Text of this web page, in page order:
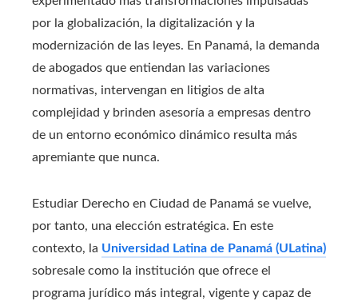
por la globalización, la digitalización y la
modernización de las leyes. En Panamá, la demanda
de abogados que entiendan las variaciones
normativas, intervengan en litigios de alta
complejidad y brinden asesoría a empresas dentro
de un entorno económico dinámico resulta más
apremiante que nunca.
Estudiar Derecho en Ciudad de Panamá se vuelve,
por tanto, una elección estratégica. En este
contexto, la Universidad Latina de Panamá (ULatina)
sobresale como la institución que ofrece el
programa jurídico más integral, vigente y capaz de